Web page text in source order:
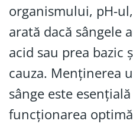
organismului, pH-
arată dacă sângele
acid sau prea bazic
cauza. Menținerea
sânge este
funcționarea